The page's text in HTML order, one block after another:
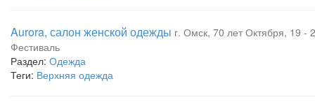
Aurora, салон женской одежды г. Омск, 70 лет Октября, 19 -
Фестиваль
Раздел: Одежда
Теги: Верхняя одежда